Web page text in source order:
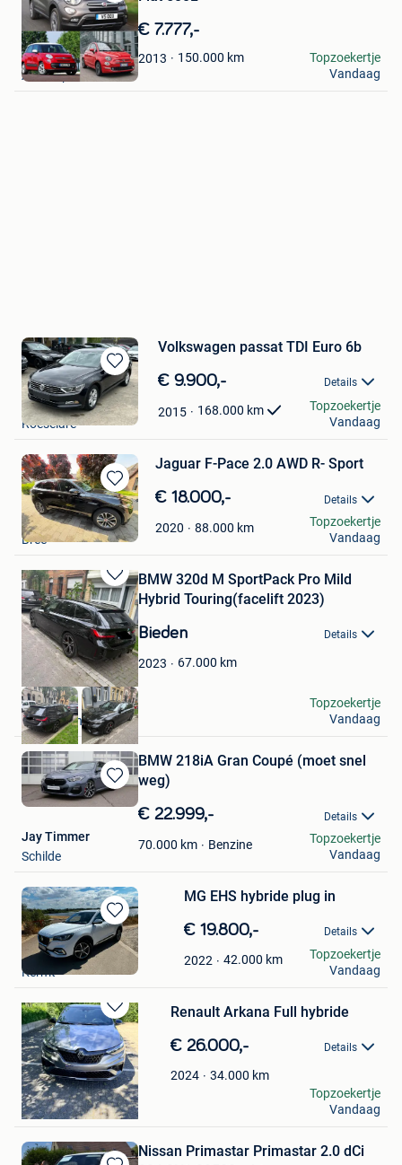
Bewaren
in
Mijn
Favorieten
€ 7.777,-
2013 150.000 km
Marleen
Antwerpen
Topzoekertje
Vandaag
Bewaren
in
Mijn
Favorieten
Volkswagen passat TDI Euro 6b
€ 9.900,- Details
2015 168.000 km
Nabil Cars
Roeselare
Topzoekertje
Vandaag
Bewaren
in
Mijn
Favorieten
Jaguar F-Pace 2.0 AWD R- Sport
€ 18.000,- Details
2020 88.000 km
matthy
Bree
Topzoekertje
Vandaag
Bewaren
in
Mijn
Favorieten
BMW 320d M SportPack Pro Mild
Hybrid Touring(facelift 2023)
Bieden Details
2023 67.000 km
Mo
Antwerpen
Topzoekertje
Vandaag
Bewaren
in
Favorieten
BMW 218iA Gran Coupé (moet snel
weg)
€ 22.999,- Details
70.000 km Benzine
Jay Timmer
Schilde
Topzoekertje
Vandaag
Bewaren
in
Mijn
Favorieten
MG EHS hybride plug in
€ 19.800,- Details
2022 42.000 km
Els Brans
Kermt
Topzoekertje
Vandaag
Bewaren
in
Mijn
Favorieten
Renault Arkana Full hybride
€ 26.000,- Details
2024 34.000 km
mylo
Middelkerke
Topzoekertje
Vandaag
Nissan Primastar Primastar 2.0 dCi